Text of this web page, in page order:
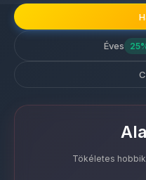
Éves
Tökéletes